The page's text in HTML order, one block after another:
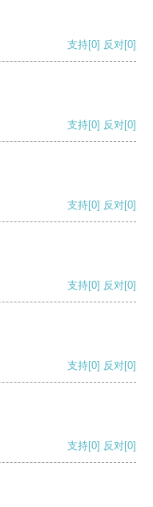
支持[0] 反对[0]
支持[0] 反对[0]
支持[0] 反对[0]
支持[0] 反对[0]
支持[0] 反对[0]
支持[0] 反对[0]